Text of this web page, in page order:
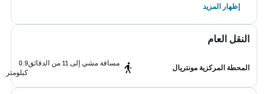
إظهار المزيد
النقل العام
المحطة المركزية مونتريال
مسافة مشي إلى 11 من الدقائق
0.9
كيلومتر